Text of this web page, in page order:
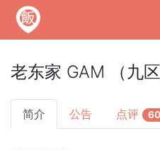
老东家 GAM （九区
简介 公告 点评 60